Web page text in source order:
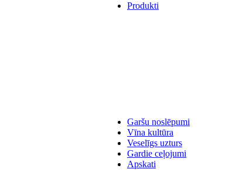
Produkti
Garšu noslēpumi
Vīna kultūra
Veselīgs uzturs
Gardie ceļojumi
Apskati